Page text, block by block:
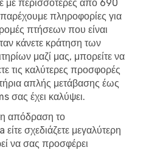
με περισσότερες από 690
παρέχουμε πληροφορίες για
πτήσεων που είναι
κάνετε κράτηση των
μαζί μας, μπορείτε να
τις καλύτερες προσφορές
απλής μετάβασης έως
σας έχει καλύψει.
απόδραση το
σχεδιάζετε μεγαλύτερη
να σας προσφέρει